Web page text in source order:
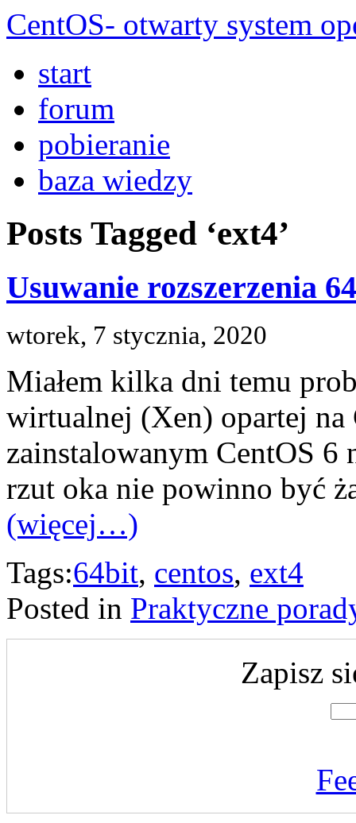
CentOS- otwarty system
start
forum
pobieranie
baza wiedzy
Posts Tagged ‘ext4’
Usuwanie rozszerzenia
wtorek, 7 stycznia, 2020
Miałem kilka dni temu
wirtualnej (Xen) opartej na
zainstalowanym CentOS 6
rzut oka nie powinno być
(więcej…)
Tags:64bit, centos, ext4
Posted in Praktyczne
Zapisz